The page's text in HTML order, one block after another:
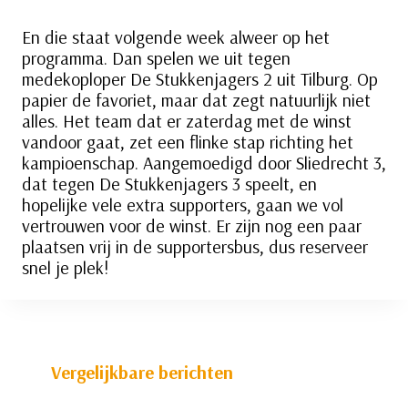
En die staat volgende week alweer op het
programma. Dan spelen we uit tegen
medekoploper De Stukkenjagers 2 uit Tilburg. Op
papier de favoriet, maar dat zegt natuurlijk niet
alles. Het team dat er zaterdag met de winst
vandoor gaat, zet een flinke stap richting het
kampioenschap. Aangemoedigd door Sliedrecht 3,
dat tegen De Stukkenjagers 3 speelt, en
hopelijke vele extra supporters, gaan we vol
vertrouwen voor de winst. Er zijn nog een paar
plaatsen vrij in de supportersbus, dus reserveer
snel je plek!
Vergelijkbare berichten